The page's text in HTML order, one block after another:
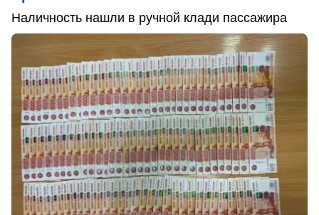
Наличность нашли в ручной клади пассажира